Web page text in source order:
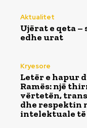
Aktualitet
Ujërat e qeta –
edhe urat
Kryesore
Letër e hapur
Ramës: një
vërtetën,
dhe respektin
intelektuale të